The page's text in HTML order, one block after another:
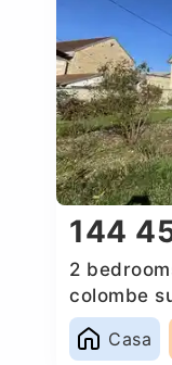
144
2
colombe
Casa